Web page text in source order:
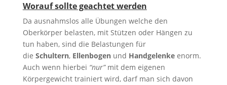
Worauf sollte geachtet werden
Da ausnahmslos alle Übungen welche den
Oberkörper belasten, mit Stützen oder Hängen zu
tun haben, sind die Belastungen für
die Schultern, Ellenbogen und Handgelenke enorm.
Auch wenn hierbei “nur” mit dem eigenen
Körpergewicht trainiert wird, darf man sich davon